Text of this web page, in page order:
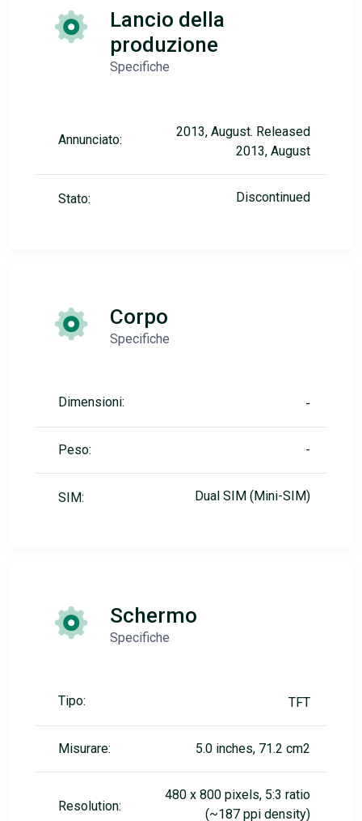
Lancio della
produzione
Specifiche
Annunciato:
2013, August. Released
2013, August
Stato: Discontinued
Corpo
Specifiche
Dimensioni: -
Peso: -
SIM: Dual SIM (Mini-SIM)
Schermo
Specifiche
Tipo: TFT
Misurare: 5.0 inches, 71.2 cm2
Resolution:
480 x 800 pixels, 5:3 ratio
(~187 ppi density)